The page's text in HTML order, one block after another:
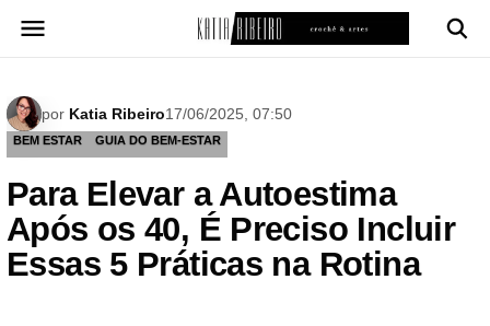
para
por Katia Ribeiro17/06/2025, 07:50
BEM ESTAR GUIA DO BEM-ESTAR
Para Elevar a Autoestima
Após os 40, É Preciso Incluir
Essas 5 Práticas na Rotina